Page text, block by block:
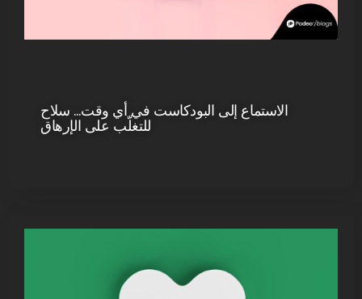
الاستماع إلى البودكاست في أي وقت… سلاح
للتغلّب على الإرهاق